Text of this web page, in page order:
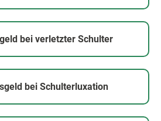
bei verletzter Schulter
bei Schulterluxation